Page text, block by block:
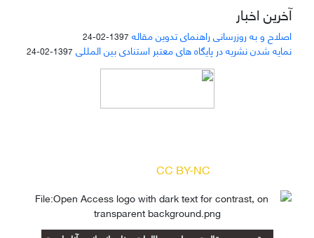
آخرین اخبار
اصلاح و به روزرسانی راهنمای تدوین مقاله 1397-02-24
نمایه شدن نشریه در پایگاه های معتبر استنادی بین المللی 1397-02-24
CC BY-NC